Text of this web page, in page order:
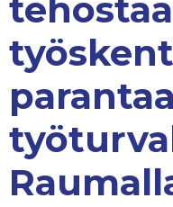
tehostaa
parantaa